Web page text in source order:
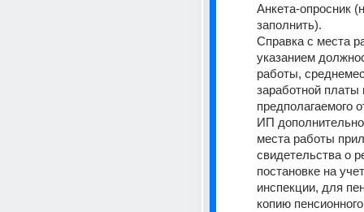
Анкета-опросник
заполнить).
Справка с места
указанием
работы,
заработной платы
предполагаемого
ИП
места работы
свидетельства о
постановке на
инспекции, для
копию пенсионного